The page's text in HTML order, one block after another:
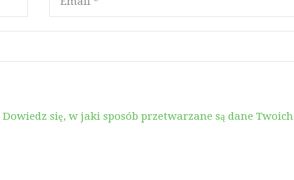
Dowiedz się, w jaki sposób przetwarzane są dane Twoich